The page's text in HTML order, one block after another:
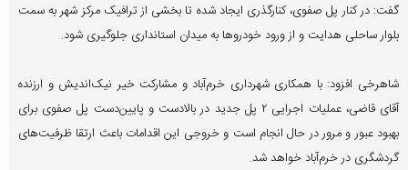
گفت: در کنار پل صفوی، کنارگذری ایجاد شده تا بخشی از ترافیک مرکز شهر به سمت
بلوار ساحلی هدایت و از ورود خودروها به میدان استانداری جلوگیری شود.
شاهرخی افزود: با همکاری شهرداری خرم‌آباد و مشارکت خیر نیک‌اندیش و ارزنده
آقای قاضی، عملیات اجرایی ۲ پل جدید در بالادست و پایین‌دست پل صفوی برای
بهبود عبور و مرور در حال انجام است و خروجی این اقدامات باعث ارتقا ظرفیت‌های
گردشگری در خرم‌آباد خواهد شد.